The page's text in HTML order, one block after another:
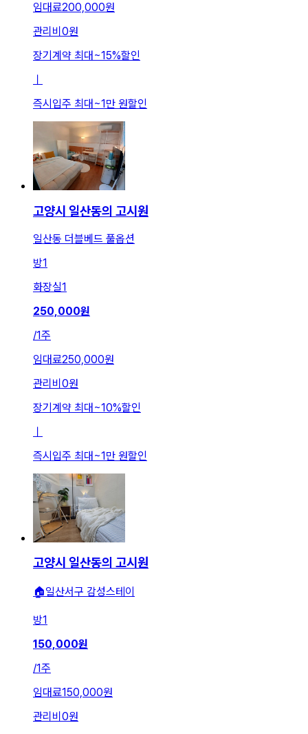
임대료200,000원
관리비 0원
장기계약 최대 ~15%할인
즉시입주 최대 ~1만 원할인
고양시 일산동의 고시원
일산동 더블베드 풀옵션
방1
화장실1
250,000원
/1주
임대료250,000원
관리비 0원
장기계약 최대~10%할인
ㅣ
즉시입주 최대~1만 원할인
고양시 일산동의 고시원
🏠일산서구 감성스테이
방1
150,000원
/1주
임대료150,000원
관리비 0원